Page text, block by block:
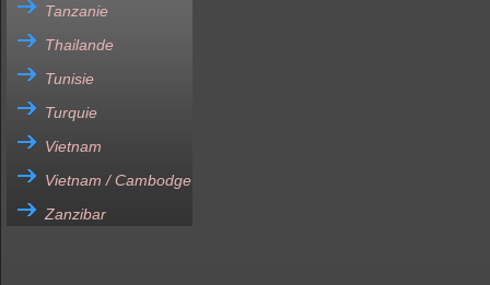
Tanzanie
Thailande
Tunisie
Turquie
Vietnam
Vietnam / Cambodge
Zanzibar